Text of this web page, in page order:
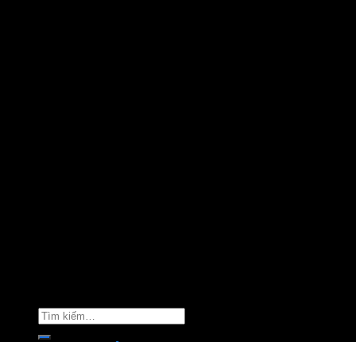
Tìm
kiếm: